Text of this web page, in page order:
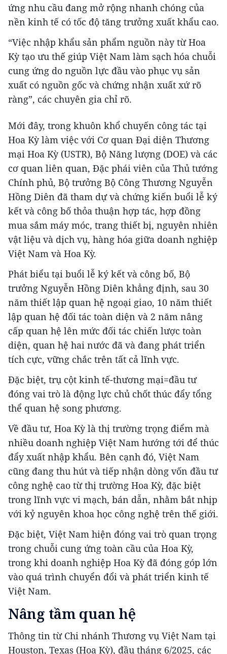
ứng nhu cầu đang mở rộng nhanh chóng của
nền kinh tế có tốc độ tăng trưởng xuất khẩu cao.
“Việc nhập khẩu sản phẩm nguồn này từ Hoa
Kỳ tạo ưu thế giúp Việt Nam làm sạch hóa chuỗi
cung ứng do nguồn lực đầu vào phục vụ sản
xuất có nguồn gốc và chứng nhận xuất xứ rõ
ràng”, các chuyên gia chỉ rõ.
Mới đây, trong khuôn khổ chuyến công tác tại
Hoa Kỳ làm việc với Cơ quan Đại diện Thương
mại Hoa Kỳ (USTR), Bộ Năng lượng (DOE) và các
cơ quan liên quan, Đặc phái viên của Thủ tướng
Chính phủ, Bộ trưởng Bộ Công Thương Nguyễn
Hồng Diên đã tham dự và chứng kiến buổi lễ ký
kết và công bố thỏa thuận hợp tác, hợp đồng
mua sắm máy móc, trang thiết bị, nguyên nhiên
vật liệu và dịch vụ, hàng hóa giữa doanh nghiệp
Việt Nam và Hoa Kỳ.
Phát biểu tại buổi lễ ký kết và công bố, Bộ
trưởng Nguyễn Hồng Diên khẳng định, sau 30
năm thiết lập quan hệ ngoại giao, 10 năm thiết
lập quan hệ đối tác toàn diện và 2 năm nâng
cấp quan hệ lên mức đối tác chiến lược toàn
diện, quan hệ hai nước đã và đang phát triển
tích cực, vững chắc trên tất cả lĩnh vực.
Đặc biệt, trụ cột kinh tế-thương mại=đầu tư
đóng vai trò là động lực chủ chốt thúc đẩy tổng
thể quan hệ song phương.
Về đầu tư, Hoa Kỳ là thị trường trọng điểm mà
nhiều doanh nghiệp Việt Nam hướng tới để thúc
đẩy xuất nhập khẩu. Bên cạnh đó, Việt Nam
cũng đang thu hút và tiếp nhận dòng vốn đầu tư
công nghệ cao từ thị trường Hoa Kỳ, đặc biệt
trong lĩnh vực vi mạch, bán dẫn, nhằm bắt nhịp
với kỷ nguyên khoa học công nghệ trên thế giới.
Đặc biệt, Việt Nam hiện đóng vai trò quan trọng
trong chuỗi cung ứng toàn cầu của Hoa Kỳ,
trong khi doanh nghiệp Hoa Kỳ đã đóng góp lớn
vào quá trình chuyển đổi và phát triển kinh tế
Việt Nam.
Nâng tầm quan hệ
Thông tin từ Chi nhánh Thương vụ Việt Nam tại
Houston, Texas (Hoa Kỳ), đầu tháng 6/2025, các